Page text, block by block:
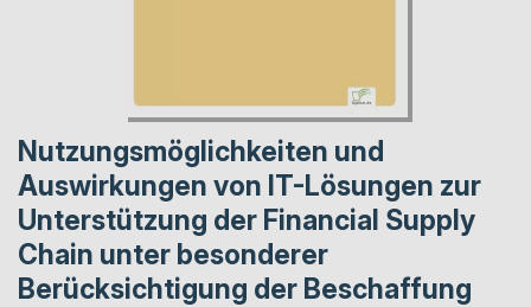
Nutzungsmöglichkeiten und
Auswirkungen von IT-Lösungen zur
Unterstützung der Financial Supply
Chain unter besonderer
Berücksichtigung der Beschaffung